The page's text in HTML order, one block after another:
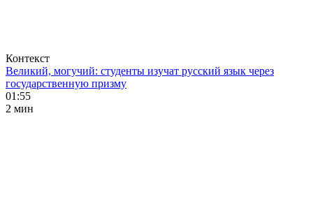
Контекст
Великий, могучий: студенты изучат русский язык через
государственную призму
01:55
2 мин